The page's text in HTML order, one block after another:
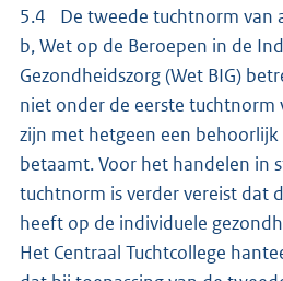
5.4 De tweede tuchtnorm van
b, Wet op de Beroepen in de
Gezondheidszorg (Wet BIG)
niet onder de eerste tuchtnorm
zijn met hetgeen een
betaamt. Voor het handelen in
tuchtnorm is verder vereist dat
heeft op de individuele
Het Centraal Tuchtcollege